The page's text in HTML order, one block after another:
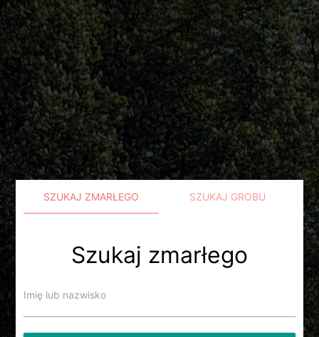
SZUKAJ ZMARŁEGO SZUKAJ GROBU
Szukaj zmarłego
Imię lub nazwisko